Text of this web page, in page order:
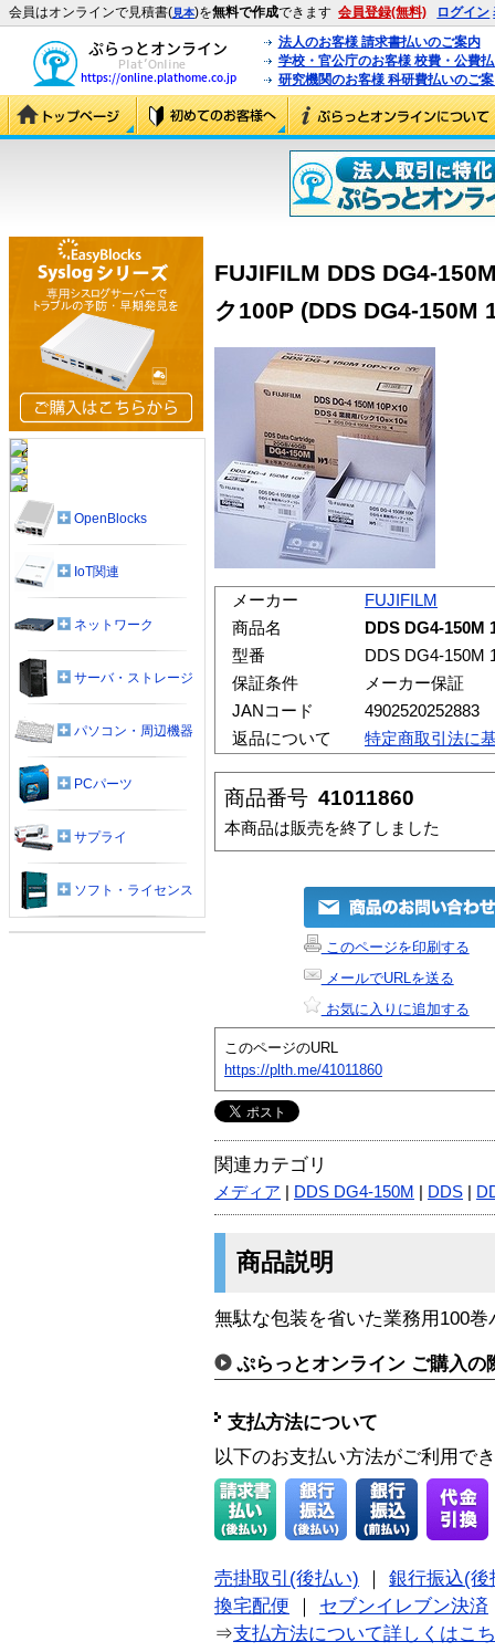
会員はオンラインで見積書(見本)を無料で作成できます 会員登録(無料) ログイン
法人のお客様 請求書払いのご案内
学校・官公庁のお客様 校費・公費
研究機関のお客様 科研費払いのご
FUJIFILM DDS DG4-
ク100P (DDS DG4-150M
メーカー
FUJIFILM
商品名
DDS DG4-150M
型番
DDS DG4-150M
保証条件
メーカー保証
JANコード
4902520252883
返品について
特定商取引法に
商品番号 41011860
本商品は販売を終了しました
このページを印刷する
メールでURLを送る
お気に入りに追加する
このページのURL
https://plth.me/41011860
関連カテゴリ
メディア DDS DG4-150M DDS
商品説明
無駄な包装を省いた業務用100巻
ぷらっとオンライン ご購入の
支払方法について
以下のお支払い方法がご利用で
売掛取引(後払い)
銀行振込(後
換宅配便
セブンイレブン決済
⇒支払方法について詳しくはこ
OpenBlocks
IoT関連
ネットワーク
サーバ・ストレージ
パソコン・周辺機器
PCパーツ
サプライ
ソフト・ライセンス